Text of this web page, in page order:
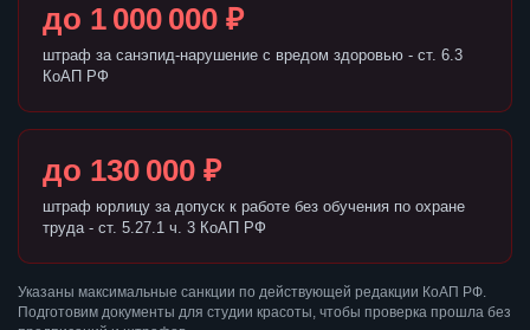
до 1 000 000 ₽
штраф за санэпид-нарушение с вредом здоровью - ст. 6.3
КоАП РФ
до 130 000 ₽
штраф юрлицу за допуск к работе без обучения по охране
труда - ст. 5.27.1 ч. 3 КоАП РФ
Указаны максимальные санкции по действующей редакции КоАП РФ.
Подготовим документы для студии красоты, чтобы проверка прошла без